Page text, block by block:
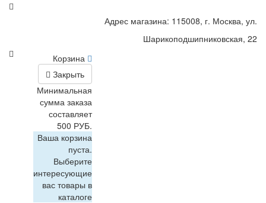
Адрес магазина: 115008, г. Москва, ул.
Шарикоподшипниковская, 22
Корзина
Закрыть
Минимальная
сумма заказа
составляет
500 РУБ.
Ваша корзина
пуста.
Выберите
интересующие
вас товары в
каталоге